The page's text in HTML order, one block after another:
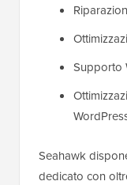
Supporto
Seahawk
dedicato con